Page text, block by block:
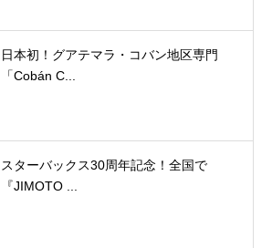
日本初！グアテマラ・コバン地区専門
「Cobán C...
スターバックス30周年記念！全国で
『JIMOTO ...